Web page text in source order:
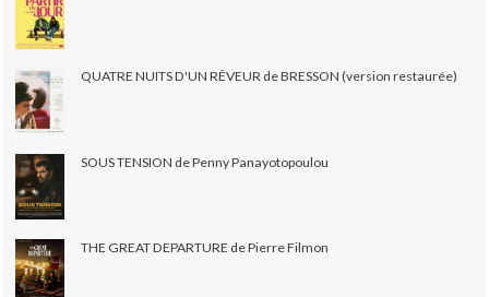
QUATRE NUITS D'UN RÊVEUR de BRESSON (version restaurée)
SOUS TENSION de Penny Panayotopoulou
THE GREAT DEPARTURE de Pierre Filmon